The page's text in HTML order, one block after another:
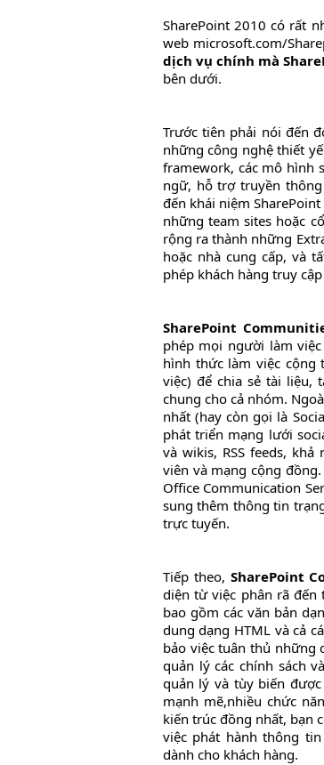
SharePoint 2010 có rất
web microsoft.com/
dịch vụ chính mà
bên dưới.
Trước tiên phải nói đến
những công nghệ thiết
framework, các mô hình
ngữ, hỗ trợ truyền
đến khái niệm
những team sites hoặc
rộng ra thành những
hoặc nhà cung cấp, và
phép khách hàng truy
SharePoint
phép mọi người làm
hình thức làm việc cộng
việc) để chia sẻ tài liệu,
chung cho cả nhóm.
nhất (hay còn gọi là
phát triển mạng lưới
và wikis, RSS feeds,
viên và mạng cộng
Office Communication
sung thêm thông tin
trực tuyến.
Tiếp theo, SharePoint
diện từ việc phân rã đến
bao gồm các văn bản
dung dạng HTML và cả
bảo việc tuân thủ những
quản lý các chính sách
quản lý và tùy biến
mạnh mẽ,nhiều chức
kiến trúc đồng nhất, bạn
việc phát hành thông
dành cho khách hàng.